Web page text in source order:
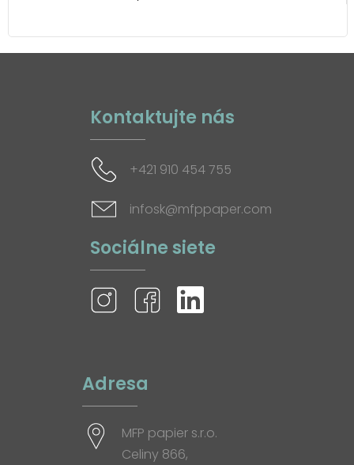
Kontaktujte nás
+421 910 454 755
infosk@mfppaper.com
Sociálne siete
Adresa
MFP papier s.r.o.
Celiny 866,